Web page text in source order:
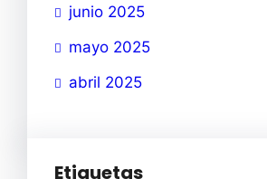
junio 2025
mayo 2025
abril 2025
Etiquetas